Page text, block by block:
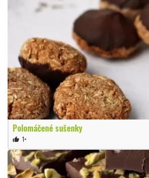
Polomáčené sušenky
thumb_up 1×